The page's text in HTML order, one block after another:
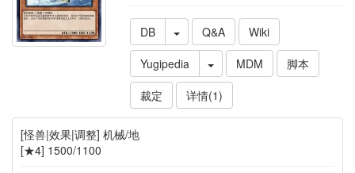
DB Q&A
Wiki
Yugipedia
MDM
脚本
裁定
详情(1)
[怪兽|效果|调整] 机械/地
[★4] 1500/1100